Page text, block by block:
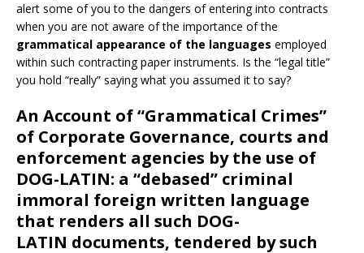
alert some of you to the dangers of entering into contracts
when you are not aware of the importance of the
grammatical appearance of the languages employed
within such contracting paper instruments. Is the “legal title”
you hold “really” saying what you assumed it to say?
An Account of “Grammatical Crimes”
of Corporate Governance, courts and
enforcement agencies by the use of
DOG-LATIN: a “debased” criminal
immoral foreign written language
that renders all such DOG-
LATIN documents, tendered by such